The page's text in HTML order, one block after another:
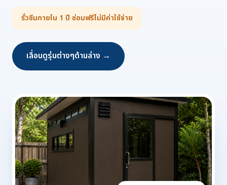
รั่วซึมภายใน 1 ปี ซ่อมฟรีไม่มีค่าใช้จ่าย
เลื่อนดูรุ่นต่างๆด้านล่าง →